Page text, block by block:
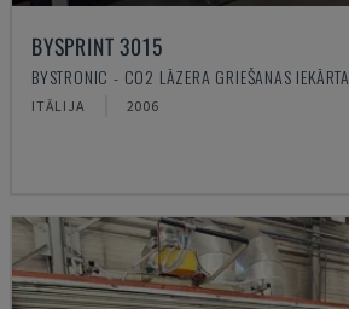
BYSPRINT 3015
BYSTRONIC - CO2 LĀZERA GRIEŠANAS IEKĀRTA
ITĀLIJA 2006